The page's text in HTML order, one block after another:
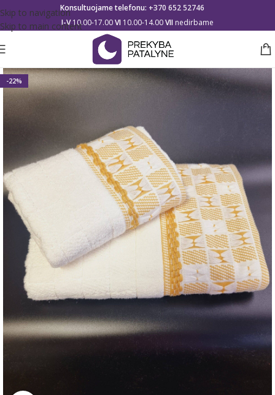
Skip to navigation
Skip to main content
Konsultuojame telefonu: +370 652 52746
I-V10.00-17.00VI 10.00-14.00VII nedirbame
-22%